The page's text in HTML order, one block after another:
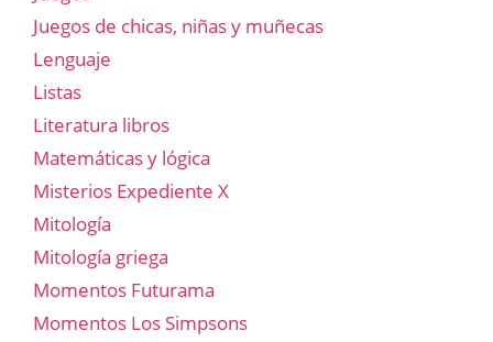
Juegos de chicas, niñas y muñecas
Lenguaje
Listas
Literatura libros
Matemáticas y lógica
Misterios Expediente X
Mitología
Mitología griega
Momentos Futurama
Momentos Los Simpsons